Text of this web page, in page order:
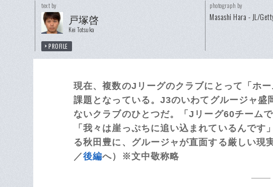
text by
戸塚啓
Kei Totsuka
PROFILE
photograph by
Masashi Hara - JL/
現在、複数のJリーグのクラブにとって「ホ
課題となっている。J3のいわてグルージャ
ないクラブのひとつだ。「Jリーグ60チーム
「我々は崖っぷちに追い込まれているんで
る秋田豊に、グルージャが直面する厳しい現
／後編へ）※文中敬称略